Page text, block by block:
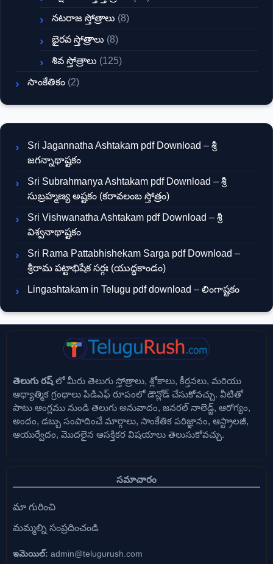
నటరాజ స్తోత్రాలు (8)
భైరవ స్తోత్రాలు (8)
శివ స్తోత్రాలు (125)
సాంకేతికం (2)
Sri Jagannatha Ashtakam pdf Download – శ్రీ
జగన్నాథాష్టకం
Sri Subrahmanya Ashtakam pdf Download – శ్రీ
సుబ్రహ్మణ్య అష్టకం (కరావలంబ స్తోత్రం)
Sri Vishwanatha Ashtakam pdf Download – శ్రీ
విశ్వనాథాష్టకం
Sri Rama Pattabhishekam Sarga pdf Download –
శ్రీరామ పట్టాభిషేక సర్గః (యుద్ధకాండం)
Lingashtakam in Telugu pdf download – లింగాష్టకం
తెలుగు రష్ లో మీరు తెలుగు స్తోత్రాలు, శ్లోకాలు, కీర్తనలు, మరియు
ఆధ్యాత్మిక గ్రంథాలు పిడిఎఫ్ రూపంలో డౌన్లోడ్ చేసుకోవచ్చు. వీటితో
పాటు ఆంగ్లము నుండి తెలుగు అనువాదం, జనరల్ నాలెడ్జ్, ఆరోగ్యం,
అందం, డబ్బు సంపాదించే మార్గాలు, సాంకేతిక పరిజ్ఞానం, ఆస్ట్రాలజీ,
ఆయుర్వేదం, మొదలైన ఆసక్తికర విషయాలు తెలుసుకోవచ్చు.
సమాచారం
మా గురించి
మమ్మల్ని సంప్రదించండి
ఇమెయిల్: admin@telugurush.com